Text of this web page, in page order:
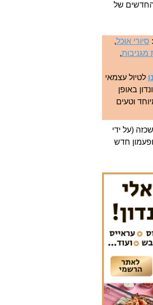
החדשים של
סיורי אוכל,
מגניבות,
לטיול עצמאי
באופן
וטעים
(על ידי
חדש